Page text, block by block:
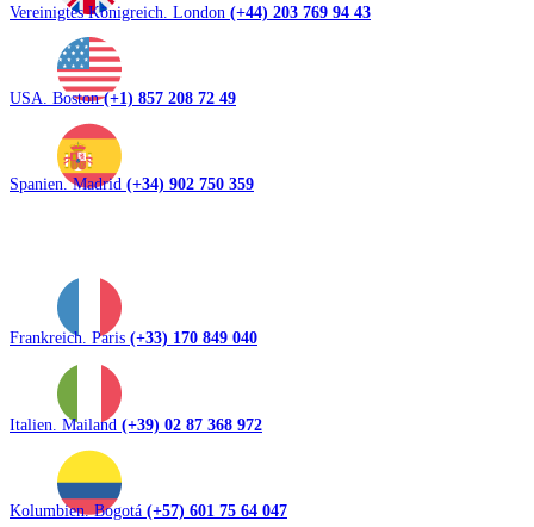
Vereinigtes Königreich. London (+44) 203 769 94 43
USA. Boston(+1) 857 208 72 49
Spanien. Madrid (+34) 902 750 359
Frankreich. Paris (+33) 170 849 040
Italien. Mailand (+39) 02 87 368 972
Kolumbien. Bogotá (+57) 601 75 64 047